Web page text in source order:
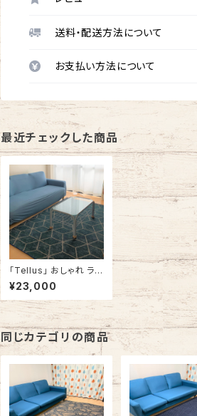
送料・配送方法について
お支払い方法について
最近チェックした商品
「Tellus」 おしゃれ ラグ
カーペット ラグマット 角
型 140cm x 180cm /
140cm x 200cm 幾
何学 ブルー #150
¥23,000
同じカテゴリの商品